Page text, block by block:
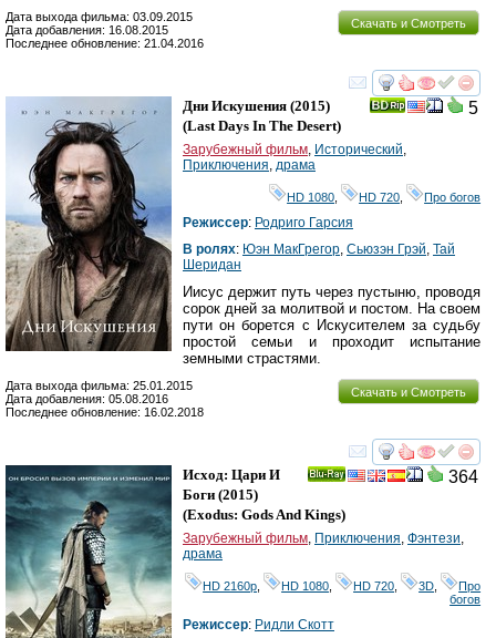
Скачать и Смотреть
Дата выхода фильма: 03.09.2015
Дата добавления: 16.08.2015
Последнее обновление: 21.04.2016
смотреть
5
Дни Искушения (2015)
(Last Days In The Desert)
Зарубежный фильм, Исторический,
Приключения, драма
HD 1080 HD 720 Про богов
Режиссер: Родриго Гарсия
В ролях: Юэн МакГрегор, Сьюзэн Грэй, Тай
Шеридан
Иисус держит путь через пустыню, проводя
сорок дней за молитвой и постом. На своем
пути он борется с Искусителем за судьбу
простой семьи и проходит испытание
земными страстями.
Скачать и Смотреть
Дата выхода фильма: 25.01.2015
Дата добавления: 05.08.2016
Последнее обновление: 16.02.2018
смотреть
364
Исход: Цари И
Боги (2015)
(Exodus: Gods And Kings)
Зарубежный фильм, Приключения, Фэнтези,
драма
HD 2160р HD 1080 HD 720 3D
Про
богов
Режиссер: Ридли Скотт